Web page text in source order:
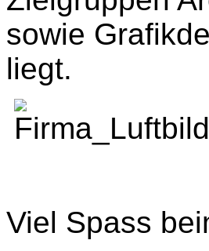
sowie
liegt.
Viel Spass